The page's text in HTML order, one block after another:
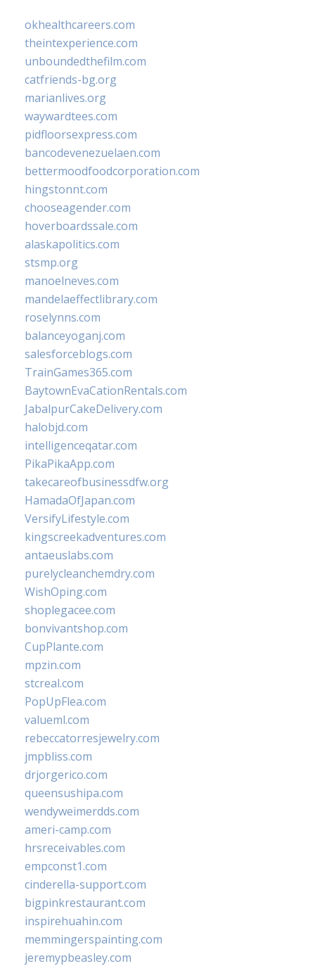
okhealthcareers.com
theintexperience.com
unboundedthefilm.com
catfriends-bg.org
marianlives.org
waywardtees.com
pidfloorsexpress.com
bancodevenezuelaen.com
bettermoodfoodcorporation.com
hingstonnt.com
chooseagender.com
hoverboardssale.com
alaskapolitics.com
stsmp.org
manoelneves.com
mandelaeffectlibrary.com
roselynns.com
balanceyoganj.com
salesforceblogs.com
TrainGames365.com
BaytownEvaCationRentals.com
JabalpurCakeDelivery.com
halobjd.com
intelligenceqatar.com
PikaPikaApp.com
takecareofbusinessdfw.org
HamadaOfJapan.com
VersifyLifestyle.com
kingscreekadventures.com
antaeuslabs.com
purelycleanchemdry.com
WishOping.com
shoplegacee.com
bonvivantshop.com
CupPlante.com
mpzin.com
stcreal.com
PopUpFlea.com
valueml.com
rebeccatorresjewelry.com
jmpbliss.com
drjorgerico.com
queensushipa.com
wendyweimerdds.com
ameri-camp.com
hrsreceivables.com
empconst1.com
cinderella-support.com
bigpinkrestaurant.com
inspirehuahin.com
memmingerspainting.com
jeremypbeasley.com